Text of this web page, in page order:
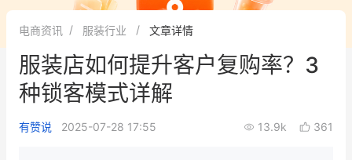
面对面聊增长
新零售大会
电商资讯 服装行业 文章详情
服装店如何提升客户复购率？3
种锁客模式详解
有赞说 2025-07-28 17:55 13.9k 361